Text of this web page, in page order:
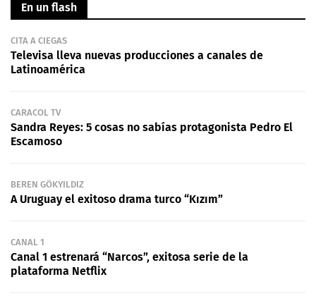
En un flash
CITA A CIEGAS
Televisa lleva nuevas producciones a canales de
Latinoamérica
CARACOL TV
Sandra Reyes: 5 cosas no sabías protagonista Pedro El
Escamoso
BEREN GÖKYILDIZ
A Uruguay el exitoso drama turco “Kızım”
CANAL 1
Canal 1 estrenará “Narcos”, exitosa serie de la
plataforma Netflix